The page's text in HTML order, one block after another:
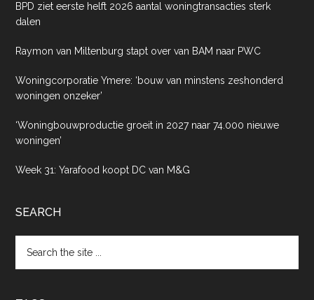
BPD ziet eerste helft 2026 aantal woningtransacties sterk
dalen
Raymon van Miltenburg stapt over van BAM naar PWC
Woningcorporatie Ymere: ‘bouw van minstens zeshonderd
woningen onzeker’
‘Woningbouwproductie groeit in 2027 naar 74.000 nieuwe
woningen’
Week 31: Yarafood koopt DC van M&G
SEARCH
the